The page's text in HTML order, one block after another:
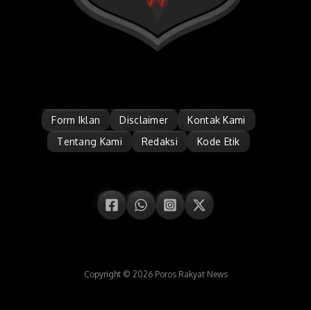
Form Iklan Disclaimer
Kontak Kami
Tentang Kami
Redaksi Kode Etik
Copyright © 2026 Poros Rakyat News